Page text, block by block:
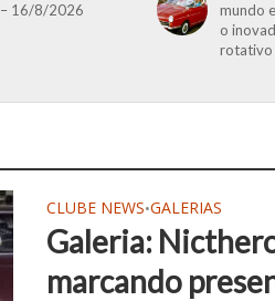
– 16/8/2026
mundo
o
rotativo
CLUBE NEWS•GALERIAS
Galeria:
marcando